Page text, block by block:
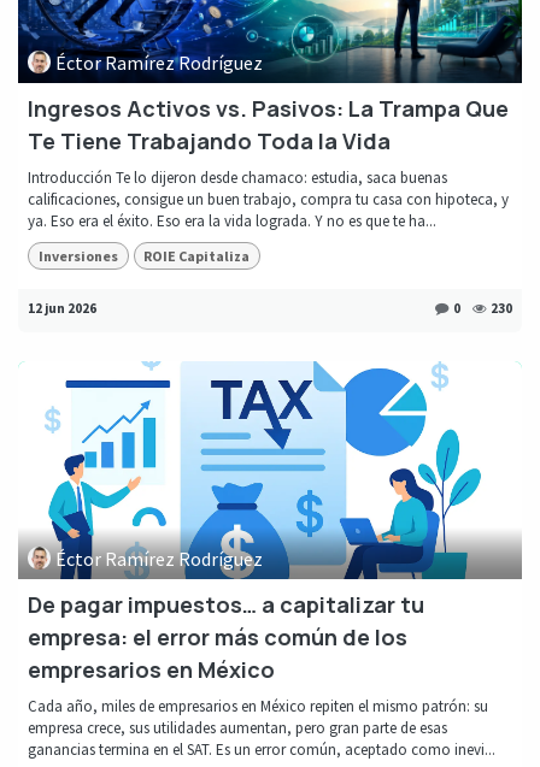
Éctor Ramírez Rodríguez
Ingresos Activos vs. Pasivos: La Trampa Que
Te Tiene Trabajando Toda la Vida
Introducción Te lo dijeron desde chamaco: estudia, saca buenas
calificaciones, consigue un buen trabajo, compra tu casa con hipoteca, y
ya. Eso era el éxito. Eso era la vida lograda. Y no es que te ha...
Inversiones ROIE Capitaliza
12 jun 2026 0 230
Éctor Ramírez Rodríguez
De pagar impuestos… a capitalizar tu
empresa: el error más común de los
empresarios en México
Cada año, miles de empresarios en México repiten el mismo patrón: su
empresa crece, sus utilidades aumentan, pero gran parte de esas
ganancias termina en el SAT. Es un error común, aceptado como inevi...